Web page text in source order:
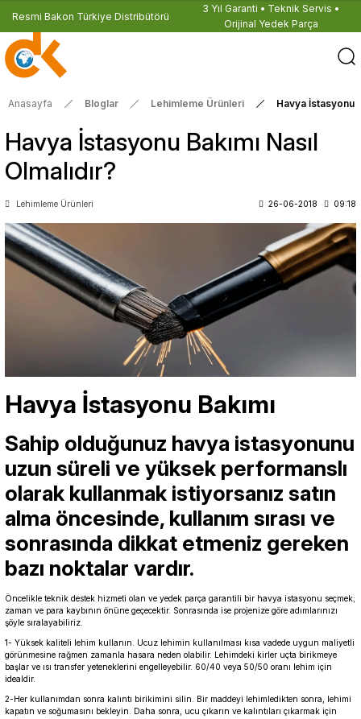
Resmi Bakon Türkiye Distribütörü
3 Yıl Garanti • Teknik Servis •
Orijinal Yedek Parça
Anasayfa Bloglar Lehimleme Ürünleri Havya İstasyonu
Havya İstasyonu Bakımı Nasıl
Olmalıdır?
Lehimleme Ürünleri 26-06-2018 09:18
Havya İstasyonu Bakımı
Sahip olduğunuz havya istasyonunu
uzun süreli ve yüksek performanslı
olarak kullanmak istiyorsanız satın
alma öncesinde, kullanım sırası ve
sonrasında dikkat etmeniz gereken
bazı noktalar vardır.
Öncelikle teknik destek hizmeti olan ve yedek parça garantili bir havya istasyonu seçmek;
zaman ve para kaybının önüne geçecektir. Sonrasında ise projenize göre adımlarınızı
şöyle sıralayabiliriz.
1- Yüksek kaliteli lehim kullanın. Ucuz lehimin kullanılması kısa vadede uygun maliyetli
görünmesine rağmen zamanla hasara neden olabilir. Lehimdeki kirler uçta birikmeye
başlar ve ısı transfer yeteneklerini engelleyebilir. 60/40 veya 50/50 oranı lehim için
idealdir.
2-Her kullanımdan sonra kalıntı birikimini silin. Bir maddeyi lehimledikten sonra, lehimi
kapatın ve soğumasını bekleyin. Daha sonra, ucu çıkarın ve kalıntıları çıkarmak için